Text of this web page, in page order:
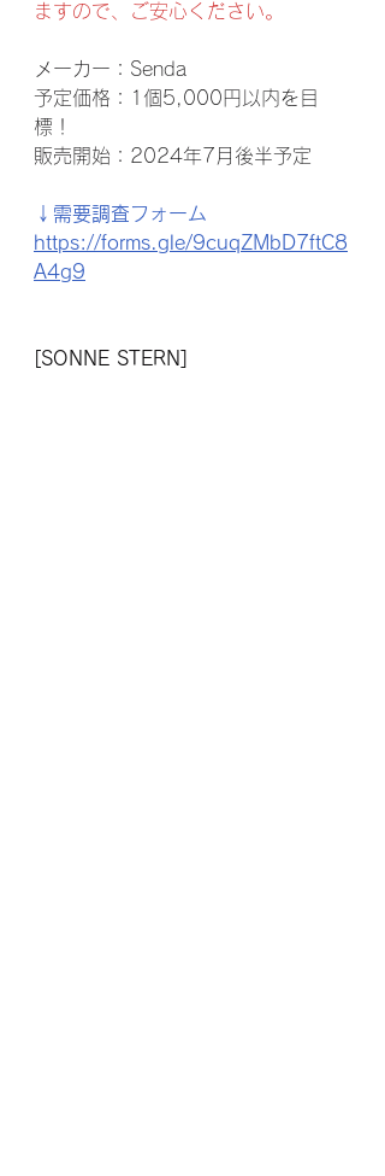
ますので、ご安心ください。
メーカー：Senda
予定価格：1個5,000円以内を目
標！
販売開始：2024年7月後半予定
↓需要調査フォーム
https://forms.gle/9cuqZMbD7ftC8
A4g9
[SONNE STERN]